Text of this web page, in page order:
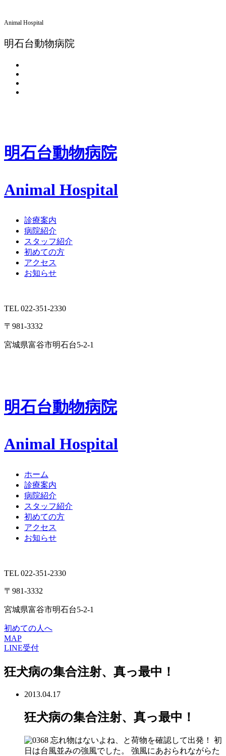
Animal Hospital
明石台動物病院
明石台動物病院
Animal Hospital
診療案内
病院紹介
スタッフ紹介
初めての方
アクセス
お知らせ
TEL 022-351-2330
〒981-3332
宮城県富谷市明石台5-2-1
明石台動物病院
Animal Hospital
ホーム
診療案内
病院紹介
スタッフ紹介
初めての方
アクセス
お知らせ
TEL 022-351-2330
〒981-3332
宮城県富谷市明石台5-2-1
初めての人へ
MAP
LINE受付
狂犬病の集合注射、真っ最中！
2013.04.17
狂犬病の集合注射、真っ最中！
忘れ物はないよね、と荷物を確認して出発！ 初
日は台風並みの強風でした。 強風にあおられながらた